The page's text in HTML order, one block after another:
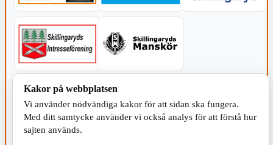
KOMMUNEN
Kakor på webbplatsen
Vi använder nödvändiga kakor för att sidan ska fungera.
Med ditt samtycke använder vi också analys för att förstå hur
sajten används.